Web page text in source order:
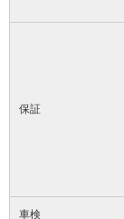
保証
車検